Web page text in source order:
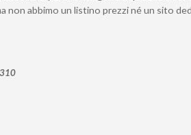
non abbimo un listino prezzi né un sito